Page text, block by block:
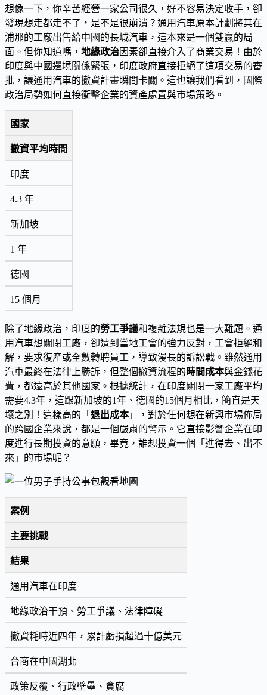
想像一下，你辛苦經營一家公司很久，好不容易決定收手，卻
發現想走都走不了，是不是很崩潰？通用汽車原本計劃將其在
浦那的工廠出售給中國的長城汽車，這本來是一個雙贏的局
面。但你知道嗎， 地緣政治因素卻直接介入了商業交易！由於
印度與中國邊境關係緊張，印度政府直接拒絕了這項交易的審
批，讓通用汽車的撤資計畫瞬間卡關。這也讓我們看到，國際
政治局勢如何直接衝擊企業的資產處置與市場策略。
國家
撤資平均時間
印度
4.3 年
新加坡
1 年
德國
15 個月
除了地緣政治，印度的勞工爭議和複雜法規也是一大難題。通
用汽車想關閉工廠，卻遭到當地工會的強力反對，工會拒絕和
解，要求復產或全數轉聘員工，導致漫長的訴訟戰。雖然通用
汽車最終在法律上勝訴，但整個撤資流程的 時間成本與金錢花
費，都遠高於其他國家。根據統計，在印度關閉一家工廠平均
需要4.3年，這跟新加坡的1年、德國的15個月相比，簡直是天
壤之別！這樣高的「 退出成本」，對於任何想在新興市場佈局
的跨國企業來說，都是一個嚴肅的警示。它直接影響企業在印
度進行長期投資的意願，畢竟，誰想投資一個「進得去、出不
來」的市場呢？
案例
主要挑戰
結果
通用汽車在印度
地緣政治干預、勞工爭議、法律障礙
撤資耗時近四年，累計虧損超過十億美元
台商在中國湖北
政策反覆、行政壁壘、貪腐